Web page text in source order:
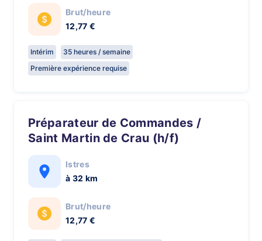
Brut/heure
12,77 €
Intérim
35 heures / semaine
Première expérience requise
Préparateur de Commandes /
Saint Martin de Crau (h/f)
Istres
à 32 km
Brut/heure
12,77 €